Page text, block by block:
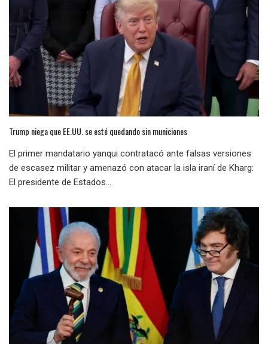
Trump niega que EE.UU. se esté quedando sin municiones
El primer mandatario yanqui contratacó ante falsas versiones
de escasez militar y amenazó con atacar la isla iraní de Kharg:
El presidente de Estados...